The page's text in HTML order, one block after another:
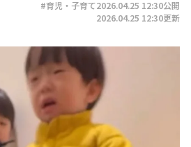
#育児・子育て2026.04.25 12:30公開
2026.04.25 12:30更新